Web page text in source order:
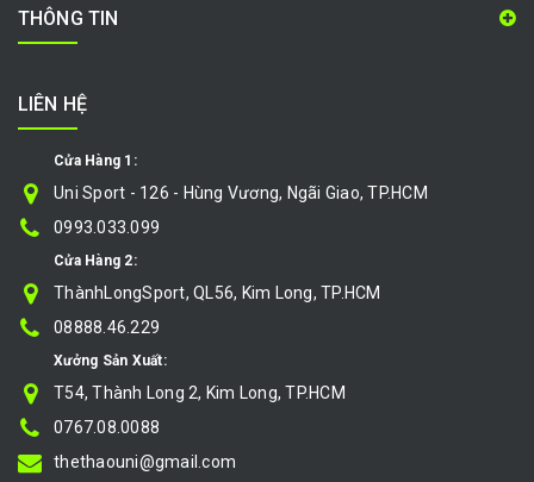
THÔNG TIN
LIÊN HỆ
Cửa Hàng 1:
Uni Sport - 126 - Hùng Vương, Ngãi Giao, TP.HCM
0993.033.099
Cửa Hàng 2:
ThànhLongSport, QL56, Kim Long, TP.HCM
08888.46.229
Xưởng Sản Xuất:
T54, Thành Long 2, Kim Long, TP.HCM
0767.08.0088
thethaouni@gmail.com